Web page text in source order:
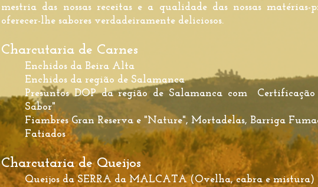
mestria das nossas receitas e a qualidade das nossas matérias-
oferecer-lhe sabores verdadeiramente deliciosos.
Charcutaria de Carnes
Enchidos da Beira Alta
Enchidos da região de Salamanca
Presuntos DOP da região de Salamanca com
Sabor"
Fiambres Gran Reserva e "Nature", Mortadelas, Barriga
Fatiados
Charcutaria de Queijos
Queijos da SERRA da MALCATA (Ovelha, cabra e mistura)